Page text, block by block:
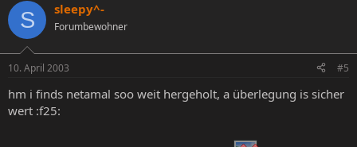
S sleepy^-
Forumbewohner
10. April 2003 #5
hm i finds netamal soo weit hergeholt, a überlegung is sicher
wert :f25: